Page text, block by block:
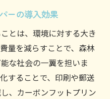
ーの導入効果
とは、環境に対する大き
量を減らすことで、森林
な社会の一翼を担いま
することで、印刷や郵送
、カーボンフットプリン